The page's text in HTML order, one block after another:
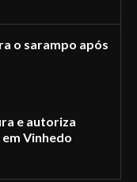
o sarampo após
e autoriza
Vinhedo